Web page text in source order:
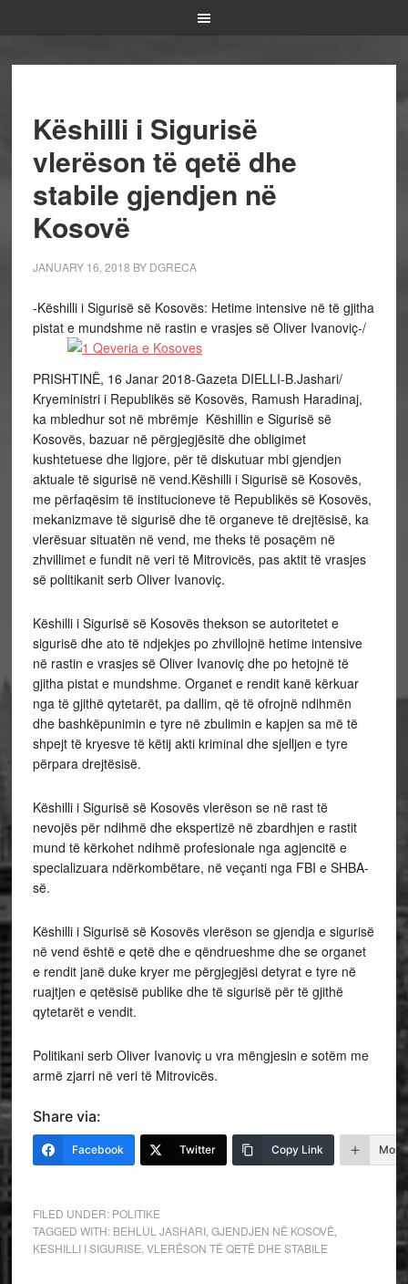
Këshilli i Sigurisë
vlerëson të qetë dhe
stabile gjendjen në
Kosovë
JANUARY 16, 2018 BY DGRECA
-Këshilli i Sigurisë së Kosovës: Hetime intensive në të gjitha
pistat e mundshme në rastin e vrasjes së Oliver Ivanoviç-/
PRISHTINË, 16 Janar 2018-Gazeta DIELLI-B.Jashari/
Kryeministri i Republikës së Kosovës, Ramush Haradinaj,
ka mbledhur sot në mbrëmje Këshillin e Sigurisë së
Kosovës, bazuar në përgjegjësitë dhe obligimet
kushtetuese dhe ligjore, për të diskutuar mbi gjendjen
aktuale të sigurisë në vend.Këshilli i Sigurisë së Kosovës,
me përfaqësim të institucioneve të Republikës së Kosovës,
mekanizmave të sigurisë dhe të organeve të drejtësisë, ka
vlerësuar situatën në vend, me theks të posaçëm në
zhvillimet e fundit në veri të Mitrovicës, pas aktit të vrasjes
së politikanit serb Oliver Ivanoviç.
Këshilli i Sigurisë së Kosovës thekson se autoritetet e
sigurisë dhe ato të ndjekjes po zhvillojnë hetime intensive
në rastin e vrasjes së Oliver Ivanoviç dhe po hetojnë të
gjitha pistat e mundshme. Organet e rendit kanë kërkuar
nga të gjithë qytetarët, pa dallim, që të ofrojnë ndihmën
dhe bashkëpunimin e tyre në zbulimin e kapjen sa më të
shpejt të kryesve të këtij akti kriminal dhe sjelljen e tyre
përpara drejtësisë.
Këshilli i Sigurisë së Kosovës vlerëson se në rast të
nevojës për ndihmë dhe ekspertizë në zbardhjen e rastit
mund të kërkohet ndihmë profesionale nga agjencitë e
specializuara ndërkombëtare, në veçanti nga FBI e SHBA-
së.
Këshilli i Sigurisë së Kosovës vlerëson se gjendja e sigurisë
në vend është e qetë dhe e qëndrueshme dhe se organet
e rendit janë duke kryer me përgjegjësi detyrat e tyre në
ruajtjen e qetësisë publike dhe të sigurisë për të gjithë
qytetarët e vendit.
Politikani serb Oliver Ivanoviç u vra mëngjesin e sotëm me
armë zjarri në veri të Mitrovicës.
Share via:
Facebook Twitter Copy Link More
FILED UNDER: POLITIKE
TAGGED WITH: BEHLUL JASHARI, GJENDJEN NË KOSOVË
KESHILLI I SIGURISE VLERËSON TË QETË DHE STABILE